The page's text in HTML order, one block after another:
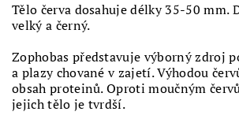
Tělo červa dosahuje délky 35-50 mm.
velký a černý.
Zophobas představuje výborný zdroj
a plazy chované v zajetí. Výhodou
obsah proteinů. Oproti moučným
jejich tělo je tvrdší.